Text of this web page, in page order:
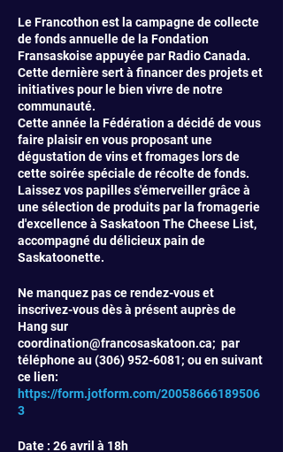
Le Francothon est la campagne de collecte
de fonds annuelle de la Fondation
Fransaskoise appuyée par Radio Canada.
Cette dernière sert à financer des projets et
initiatives pour le bien vivre de notre
communauté.
Cette année la Fédération a décidé de vous
faire plaisir en vous proposant une
dégustation de vins et fromages lors de
cette soirée spéciale de récolte de fonds.
Laissez vos papilles s'émerveiller grâce à
une sélection de produits par la fromagerie
d'excellence à Saskatoon The Cheese List,
accompagné du délicieux pain de
Saskatoonette.
Ne manquez pas ce rendez-vous et
inscrivez-vous dès à présent auprès de
Hang sur
coordination@francosaskatoon.ca; par
téléphone au (306) 952-6081; ou en suivant
ce lien:
https://form.jotform.com/20058666189506
3
Date : 26 avril à 18h